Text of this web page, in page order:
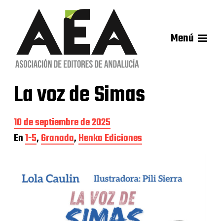
Menú
La voz de Simas
F
e
c
10 de septiembre de 2025
En1-5,Granada,Henko Ediciones